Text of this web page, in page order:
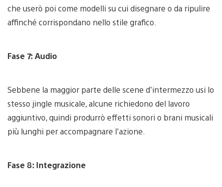
che userò poi come modelli su cui disegnare o da ripulire
affinché corrispondano nello stile grafico.
Fase 7: Audio
Sebbene la maggior parte delle scene d’intermezzo usi lo
stesso jingle musicale, alcune richiedono del lavoro
aggiuntivo, quindi produrrò effetti sonori o brani musicali
più lunghi per accompagnare l’azione.
Fase 8: Integrazione